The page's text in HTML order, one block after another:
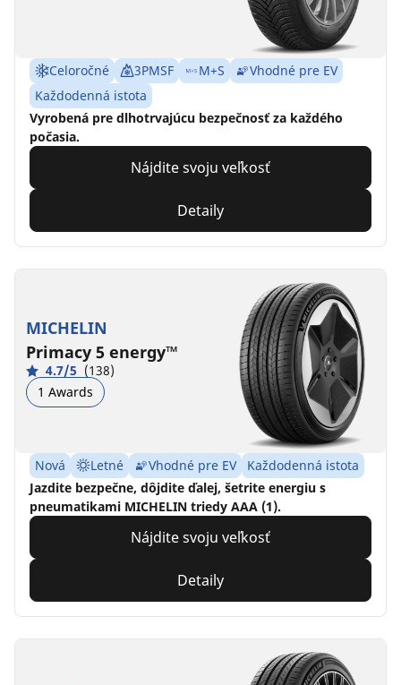
Celoročné 3PMSF M+S
Vhodné pre EV
Každodenná istota
Vyrobená pre dlhotrvajúcu bezpečnosť za každého
počasia.
Nájdite svoju veľkosť
Detaily
MICHELIN
Primacy 5 energy™
4.7/5 (138)
1 Awards
Nová Letné Vhodné pre EV
Každodenná istota
Jazdite bezpečne, dôjdite ďalej, šetrite energiu s
pneumatikami MICHELIN triedy AAA (1).
Nájdite svoju veľkosť
Detaily